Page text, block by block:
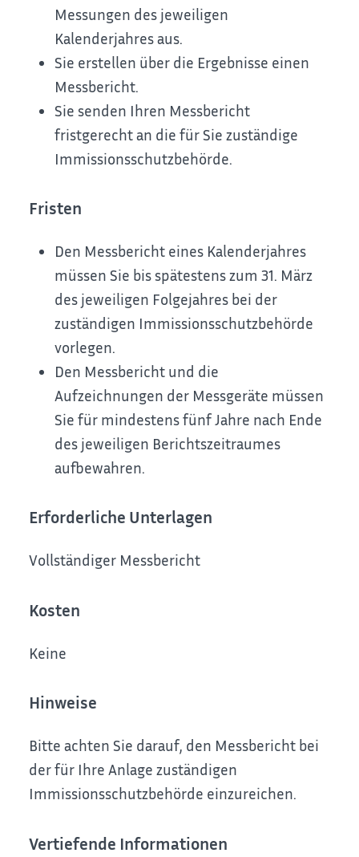
Messungen des jeweiligen
Kalenderjahres aus.
Sie erstellen über die Ergebnisse einen
Messbericht.
Sie senden Ihren Messbericht
fristgerecht an die für Sie zuständige
Immissionsschutzbehörde.
Fristen
Den Messbericht eines Kalenderjahres
müssen Sie bis spätestens zum 31. März
des jeweiligen Folgejahres bei der
zuständigen Immissionsschutzbehörde
vorlegen.
Den Messbericht und die
Aufzeichnungen der Messgeräte müssen
Sie für mindestens fünf Jahre nach Ende
des jeweiligen Berichtszeitraumes
aufbewahren.
Erforderliche Unterlagen
Vollständiger Messbericht
Kosten
Keine
Hinweise
Bitte achten Sie darauf, den Messbericht bei
der für Ihre Anlage zuständigen
Immissionsschutzbehörde einzureichen.
Vertiefende Informationen